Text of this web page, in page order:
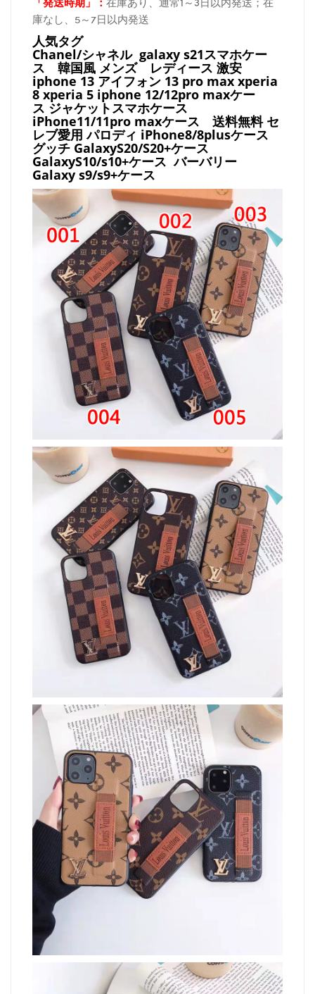
庫なし、5～7日以内発送
人気タグ
Chanel/シャネル galaxy s21スマホケー
ス 韓国風 メンズ レディース 激安
iphone 13 アイフォン 13 pro max xperia
8 xperia 5 iphone 12/12pro maxケー
ス ジャケットスマホケース
iPhone11/11pro maxケース 送料無料 セ
レブ愛用 パロディ iPhone8/8plusケース
グッチ GalaxyS20/S20+ケース
GalaxyS10/s10+ケース バーバリー
Galaxy s9/s9+ケース